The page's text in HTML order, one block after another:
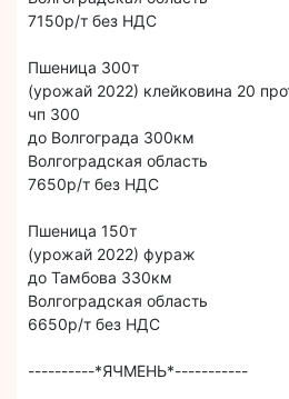
7150р/т без НДС
Пшеница 300т
(урожай 2022) клейковина 20
чп 300
до Волгограда 300км
Волгоградская область
7650р/т без НДС
Пшеница 150т
(урожай 2022) фураж
до Тамбова 330км
Волгоградская область
6650р/т без НДС
----------*ЯЧМЕНЬ*-----------